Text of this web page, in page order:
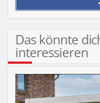
Das könnte
interessieren